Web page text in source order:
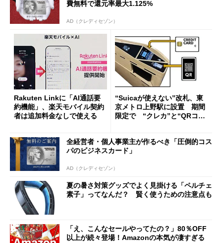
費無料で還元率最大1.125%
AD（クレディセゾン）
Rakuten Linkに「AI通話要
約機能」、楽天モバイル契約
者は追加料金なしで使える
“Suicaが使えない”改札、東
京メトロ上野駅に設置 期間
限定で “クレカ”と“QRコー
全経営者・個人事業主が作るべき「圧倒的コス
パのビジネスカード」
AD（クレディセゾン）
夏の暑さ対策グッズでよく見掛ける「ペルチェ
素子」ってなんだ？ 賢く使うための注意点も
「え、こんなセールやってたの？」80％OFF
以上が続々登場！Amazonの本気が凄すぎる